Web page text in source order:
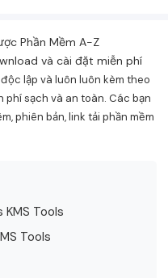
Phần Mềm A-Z
và cài đặt miễn phí
lập và luôn luôn kèm theo
phí sạch và an toàn. Các bạn
phiên bản, link tải phần mềm
Tools
Tools